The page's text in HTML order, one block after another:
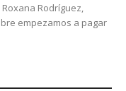
Rodríguez,
empezamos a pagar